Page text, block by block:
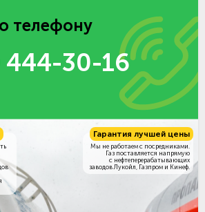
телефону
444-30-16
Гарантия лучшей цены
Мы не работаем с посредниками.
Газ поставляется напрямую
с нефтеперерабатывающих
заводов Лукойл, Газпром и Кинеф.